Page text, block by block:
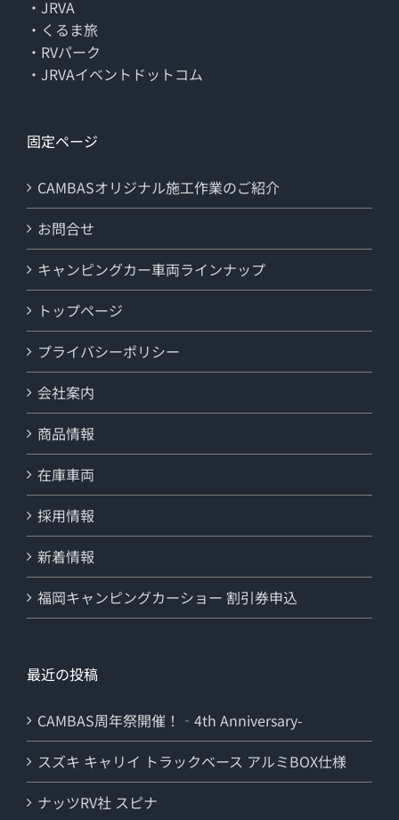
・JRVA
・くるま旅
・RVパーク
・JRVAイベントドットコム
固定ページ
CAMBASオリジナル施工作業のご紹介
お問合せ
キャンピングカー車両ラインナップ
トップページ
プライバシーポリシー
会社案内
商品情報
在庫車両
採用情報
新着情報
福岡キャンピングカーショー 割引券申込
最近の投稿
CAMBAS周年祭開催！‐4th Anniversary-
スズキ キャリイ トラックベース アルミBOX仕様
ナッツRV社 スピナ